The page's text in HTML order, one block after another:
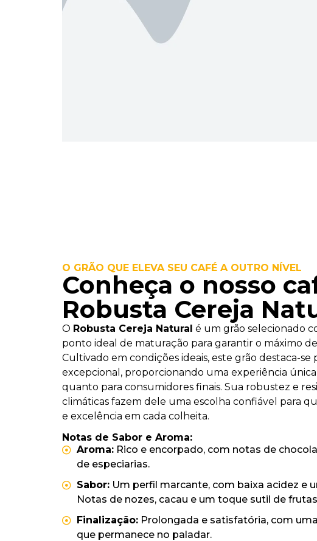
O GRÃO QUE ELEVA SEU CAFÉ A OUTRO NÍVEL
Conheça o nosso
Robusta Cereja
O Robusta Cereja Natural é um grão selecionado
ponto ideal de maturação para garantir o máximo
Cultivado em condições ideais, este grão destaca-se
excepcional, proporcionando uma experiência
quanto para consumidores finais. Sua robustez e
climáticas fazem dele uma escolha confiável para
e excelência em cada colheita.
Notas de Sabor e Aroma:
Aroma:Rico e encorpado, com notas de
de especiarias.
Sabor:Um perfil marcante, com baixa acidez e
Notas de nozes, cacau e um toque sutil de
Finalização:Prolongada e satisfatória, com
que permanece no paladar.